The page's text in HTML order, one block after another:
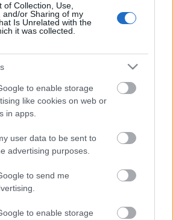
of Collection, Use,
and/or Sharing of my
Is Unrelated with the
it was collected.
to enable storage
like cookies on web or
in apps.
user data to be sent to
advertising purposes.
to send me
to enable storage
- first Libre art CSOA launched
az elektronikus személyi
fogadhatták az ausztrálokat!